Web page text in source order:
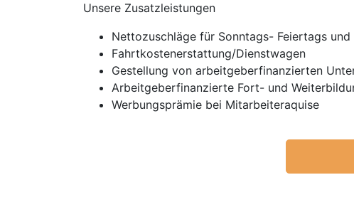
Unsere Zusatzleistungen
Nettozuschläge für Sonntags- Feiertags
Fahrtkostenerstattung/Dienstwagen
Gestellung von arbeitgeberfinanzierten
Arbeitgeberfinanzierte Fort- und
Werbungsprämie bei Mitarbeiteraquise